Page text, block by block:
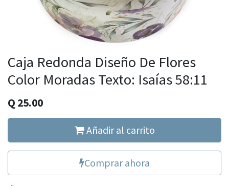
Caja Redonda Diseño De Flores
Color Moradas Texto: Isaías 58:11
Q 25.00
Añadir al carrito
Comprar ahora